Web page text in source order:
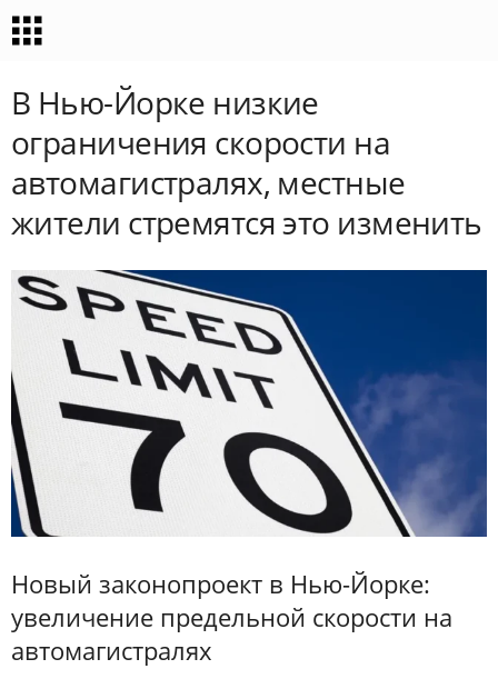
В Нью-Йорке низкие
ограничения скорости на
автомагистралях, местные
жители стремятся это изменить
Новый законопроект в Нью-Йорке:
увеличение предельной скорости на
автомагистралях